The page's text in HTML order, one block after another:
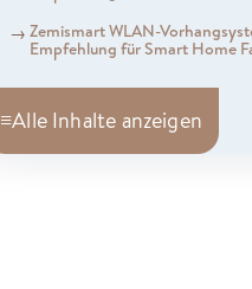
Zemismart WLAN-
Empfehlung für Smart Home
≡Alle Inhalte anzeigen